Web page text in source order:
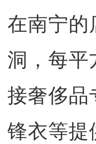
在南宁的
洞，每平
接奢侈品
锋衣等提